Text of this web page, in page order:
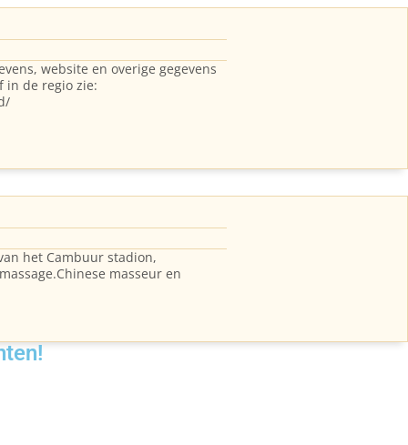
website en overige gegevens
in de regio zie:
het Cambuur stadion,
masseur en